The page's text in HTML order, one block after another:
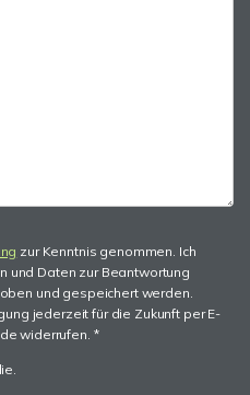
zur Kenntnis genommen. Ich
und Daten zur Beantwortung
und gespeichert werden.
jederzeit für die Zukunft per E-
widerrufen. *